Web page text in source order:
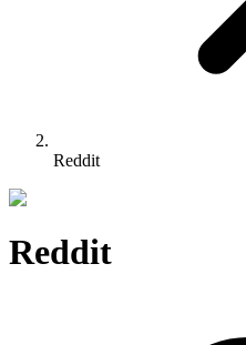
Reddit
Reddit